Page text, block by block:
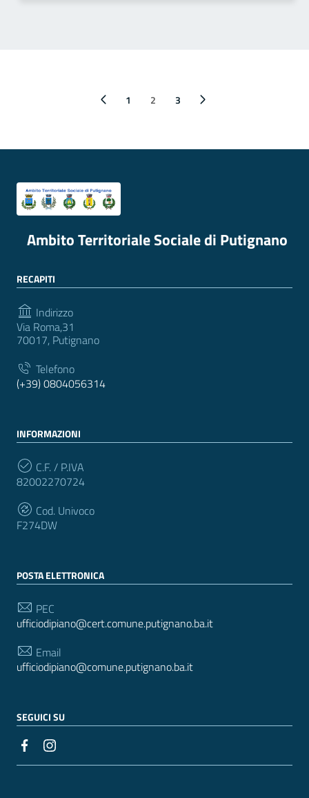
Pagina precedente
1 2 3
Pagina successiva
Ambito Territoriale Sociale di Putignano
RECAPITI
Indirizzo
Via Roma,31
70017, Putignano
Telefono
(+39) 0804056314
INFORMAZIONI
C.F. / P.IVA
82002270724
Cod. Univoco
F274DW
POSTA ELETTRONICA
PEC
ufficiodipiano@cert.comune.putignano.ba.it
Email
ufficiodipiano@comune.putignano.ba.it
SEGUICI SU